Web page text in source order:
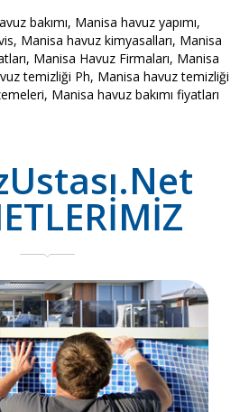
bakımı, Manisa havuz yapımı,
Manisa havuz kimyasalları, Manisa
Manisa Havuz Firmaları, Manisa
temizliği Ph, Manisa havuz temizliği
Manisa havuz bakımı fiyatları